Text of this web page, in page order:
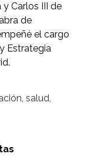
Carlos III de
de
el cargo
Estrategia
salud,